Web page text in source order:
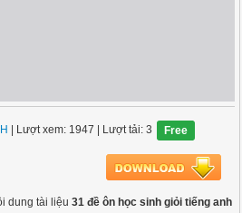
| Lượt xem: 1947 | Lượt tải: 3 Free
dung tài liệu31 đề ôn học sinh giỏi tiếng anh